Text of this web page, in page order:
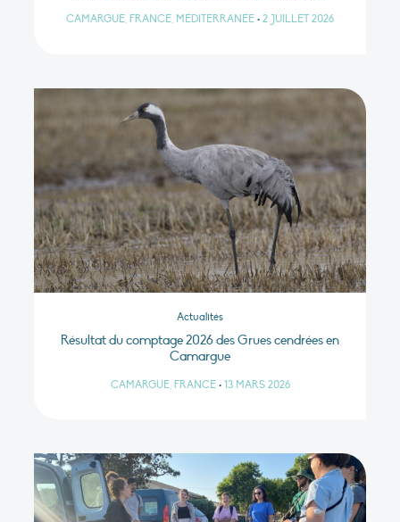
CAMARGUE, FRANCE, MÉDITERRANÉE • 2 JUILLET 2026
Actualités
Résultat du comptage 2026 des Grues cendrées en
Camargue
CAMARGUE, FRANCE • 13 MARS 2026